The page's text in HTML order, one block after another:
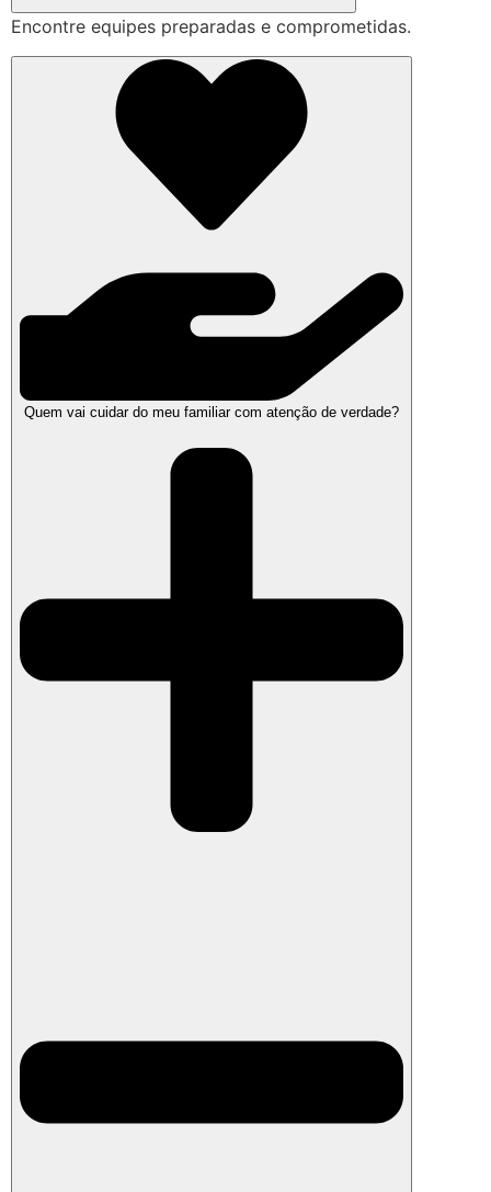
Encontre equipes preparadas e comprometidas.
Quem vai cuidar do meu familiar com atenção de verdade?